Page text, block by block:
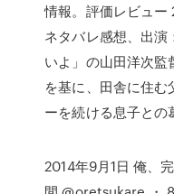
情報。評価レビュー
ネタバレ感想、出演
いよ」の山田洋次監
を基に、田舎に住む
ーを続ける息子と
2014年9月1日 俺、